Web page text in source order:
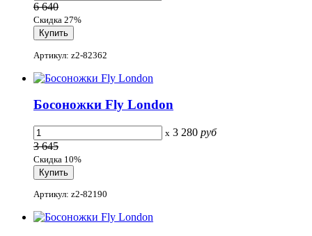
6 640
Скидка 27%
Артикул: z2-82362
Босоножки Fly London
x 3 280 руб
3 645
Скидка 10%
Артикул: z2-82190